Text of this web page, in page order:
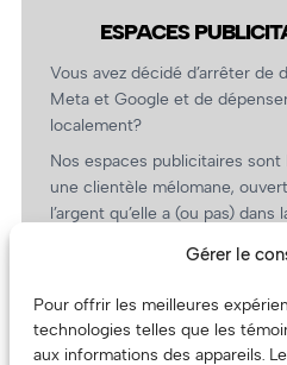
Gérer le
Pour offrir les meilleures
technologies telles que les
aux informations des appareils.
ESPACES
Vous avez décidé d’arrêter de
Meta et Google et de
localement?
Nos espaces publicitaires sont
une clientèle mélomane,
l’argent qu’elle a (ou pas)
revient.
(Oui, on va avoir des tarifs